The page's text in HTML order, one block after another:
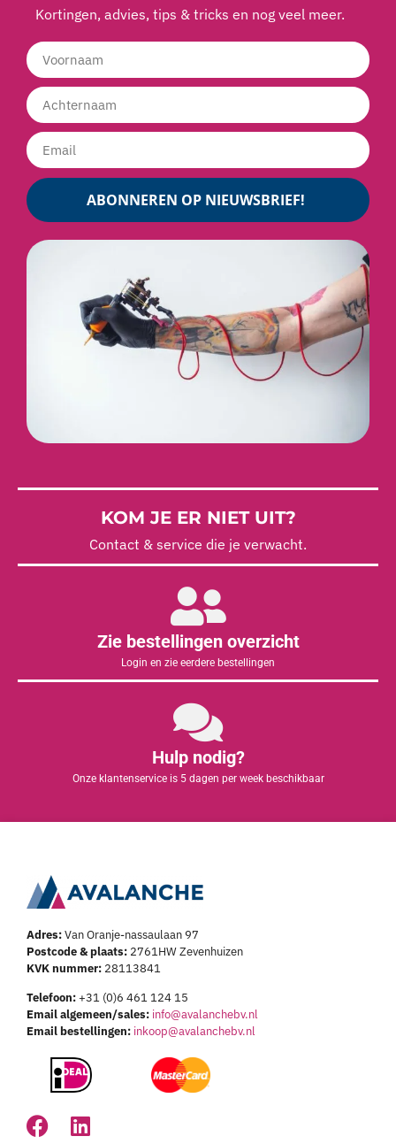
Kortingen, advies, tips & tricks en nog veel meer.
ABONNEREN OP NIEUWSBRIEF!
KOM JE ER NIET UIT?
Contact & service die je verwacht.
Zie bestellingen overzicht
Login en zie eerdere bestellingen
Hulp nodig?
Onze klantenservice is 5 dagen per week beschikbaar
Adres:Van Oranje-nassaulaan 97
Postcode & plaats: 2761HW Zevenhuizen
KVK nummer: 28113841
Telefoon:+31 (0)6 461 124 15
Email algemeen/sales: info@avalanchebv.nl
Email bestellingen: inkoop@avalanchebv.nl